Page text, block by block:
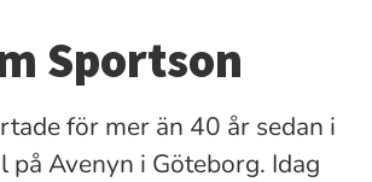
Sportson
för mer än 40 år sedan i
på Avenyn i Göteborg. Idag